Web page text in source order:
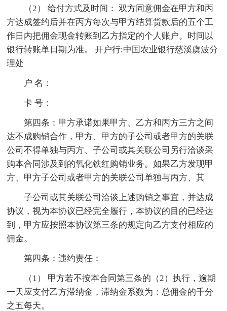
（2） 给付方式及时间： 双方同意佣金在甲方和丙
方达成签约后并在丙方每次与甲方结算货款后的五个工
作日内把佣金现金转账到乙方指定的个人账户。时间以
银行转账单日期为准。 开户行:中国农业银行慈溪虞波分
理处
户 名：
卡 号：
第四条：甲方承诺如果甲方、乙方和丙方三方之间
达不成购销合作，甲方、甲方的子公司或者甲方的关联
公司不得单独与丙方、子公司或其关联公司另行洽谈采
购本合同涉及到的氧化铁红购销业务。如果乙方发现甲
方、甲方子公司或者甲方的关联公司单独与丙方、其
子公司或其关联公司洽谈上述购销之事宜，并达成
协议，视为本协议已经完全履行，本协议的目的已经达
到，甲方应按照本协议第三条的规定向乙方支付相应的
佣金。
第四条：违约责任：
（1） 甲方若不按本合同第三条的（2）执行，逾期
一天应支付乙方滞纳金，滞纳金系数为：总佣金的千分
之五每天。